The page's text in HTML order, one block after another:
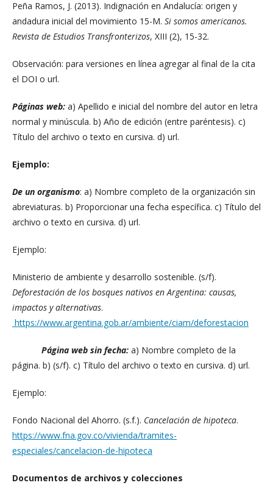
Peña Ramos, J. (2013). Indignación en Andalucía: origen y
andadura inicial del movimiento 15-M. Si somos americanos.
Revista de Estudios Transfronterizos, XIII (2), 15-32.
Observación: para versiones en línea agregar al final de la cita
el DOI o url.
Páginas web: a) Apellido e inicial del nombre del autor en letra
normal y minúscula. b) Año de edición (entre paréntesis). c)
Título del archivo o texto en cursiva. d) url.
Ejemplo:
De un organismo: a) Nombre completo de la organización sin
abreviaturas. b) Proporcionar una fecha específica. c) Título del
archivo o texto en cursiva. d) url.
Ejemplo:
Ministerio de ambiente y desarrollo sostenible. (s/f).
Deforestación de los bosques nativos en Argentina: causas,
impactos y alternativas.
https://www.argentina.gob.ar/ambiente/ciam/deforestacion
Página web sin fecha: a) Nombre completo de la
página. b) (s/f). c) Título del archivo o texto en cursiva. d) url.
Ejemplo:
Fondo Nacional del Ahorro. (s.f.). Cancelación de hipoteca.
https://www.fna.gov.co/vivienda/tramites-
especiales/cancelacion-de-hipoteca
Documentos de archivos y colecciones